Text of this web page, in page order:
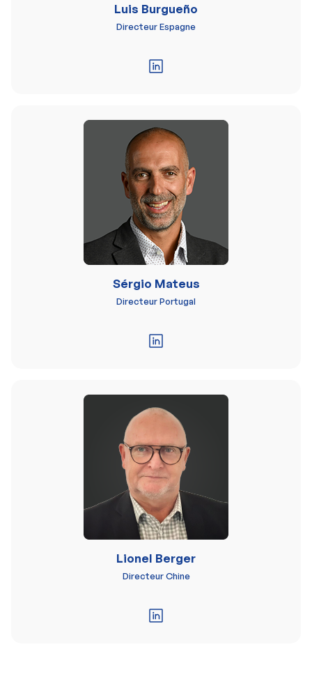
Luis Burgueño
Directeur Espagne
Sérgio Mateus
Directeur Portugal
Lionel Berger
Directeur Chine